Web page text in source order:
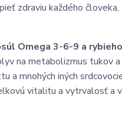
zdraviu každého
Omega 3-6-9 a
na metabolizmus tukov
a mnohých iných
vitalitu a vytrvalosť